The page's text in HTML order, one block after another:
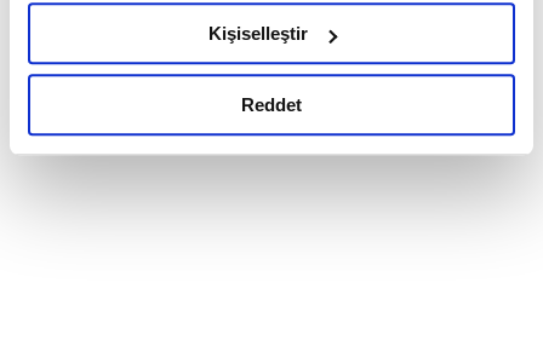
okumak ve sitemizi ziyaretiniz kapsamında
gerçekleştirilen veri işleme faaliyetleri ile ilgili daha
detaylı bilgi almak için lütfentıklayınız.
Kişiselleştir
Reddet